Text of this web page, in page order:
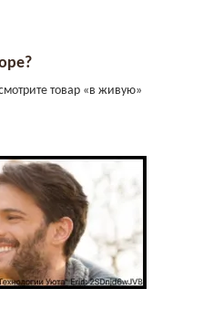
товар «в живую»